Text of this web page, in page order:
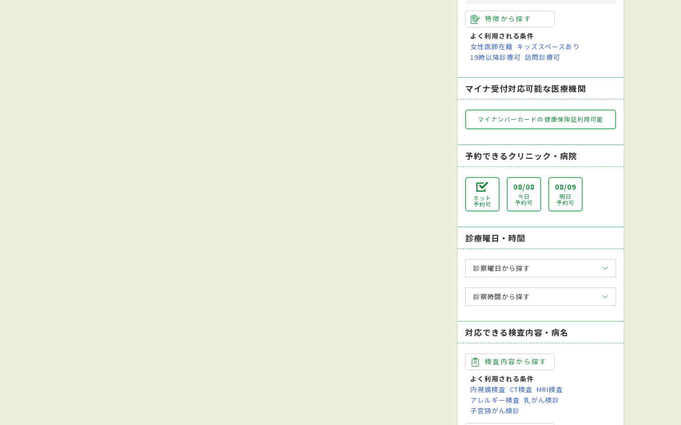
特徴から探す
よく利用される条件
女性医師在籍 キッズスペースあり
19時以降診療可 訪問診療可
マイナ受付対応可能な医療機関
マイナンバーカードの健康保険証利用可能
予約できるクリニック・病院
ネット
予約可
08/08
今日
予約可
08/09
明日
予約可
診療曜日・時間
診察曜日から探す
診察時間から探す
対応できる検査内容・病名
検査内容から探す
よく利用される条件
内視鏡検査 CT検査 MRI検査
アレルギー検査 乳がん検診
子宮頸がん検診